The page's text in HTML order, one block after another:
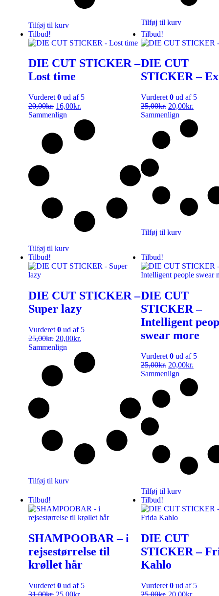
Tilføj til kurv
Tilføj til kurv
Tilbud!
DIE CUT STICKER –
Lost time
Vurderet 0 ud af 5
20,00kr. 16,00kr.
Sammenlign
Tilføj til kurv
Tilbud!
DIE CUT
STICKER –
Vurderet 0 ud af 5
25,00kr. 20,00kr.
Sammenlign
Tilføj til kurv
Tilbud!
DIE CUT STICKER –
Super lazy
Vurderet 0 ud af 5
25,00kr. 20,00kr.
Sammenlign
Tilføj til kurv
Tilbud!
DIE CUT
STICKER –
Intelligent
swear more
Vurderet 0 ud af 5
25,00kr. 20,00kr.
Sammenlign
Tilføj til kurv
Tilbud!
SHAMPOOBAR – i
rejsestørrelse til
krøllet hår
Vurderet 0 ud af 5
31,00kr. 25,00kr.
Tilbud!
DIE CUT
STICKER –
Kahlo
Vurderet 0 ud af 5
25,00kr. 20,00kr.